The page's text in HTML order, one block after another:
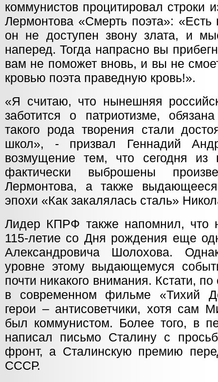
коммунистов процитировал строки
Лермонтова «Смерть поэта»: «Есть
он не доступен звону злата, и
наперед. Тогда напрасно вы
вам не поможет вновь, и вы не
кровью поэта праведную кровь!».
«Я считаю, что нынешняя
заботится о патриотизме,
такого рода творения стали
школ», - призвал Геннадий
возмущение тем, что сегодня из
фактически выброшены
Лермонтова, а также выдающееся
эпохи «Как закалялась сталь»
Лидер КПРФ также напомнил, что
115-летие со Дня рождения еще
Александровича Шолохова.
уровне этому выдающемуся
почти никакого внимания. Кстати,
в современном фильме «Тихий
герои – антисоветчики, хотя сам
был коммунистом. Более того, в
написал письмо Сталину с
фронт, а Сталинскую премию
СССР.